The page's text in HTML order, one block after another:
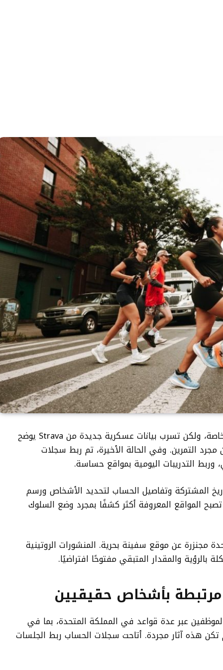
قد تبدو عمليات تشغيل Strava الخاصة بك خاصة، ولكن تسرب بيانات عسكرية جديدة من Strava يوضح
التمرين. وفي الحالة الأخيرة، تم ربط سجلات
المشتركة وتفاصيل الحساب لتحديد الأشخاص ورسم
المواقع المعروفة أكثر كشفًا بمجرد وضع السلوك
عن موقع سفينة بحرية. المنشورات الروتينية
والمقدار المتبقي مفتوحًا افتراضيًا.
بأشخاص حقيقيين
عبر عدة قواعد في المملكة المتحدة، بما في
تكن هذه آثار مجردة. أتاحت سجلات الحساب ربط الجلسات